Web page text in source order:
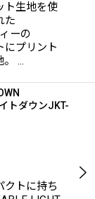
ト生地を使
た
ーの
にプリント
。 …
トダウンJKT-
クトに持ち